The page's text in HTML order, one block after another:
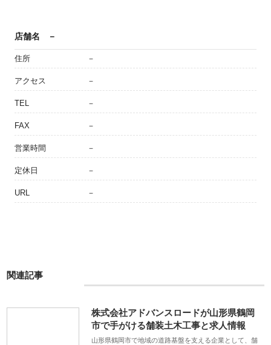
店舗名 －
住所 －
アクセス －
TEL －
FAX －
営業時間 －
定休日 －
URL －
関連記事
株式会社アドバンスロードが山形県鶴岡
市で手がける舗装土木工事と求人情報
山形県鶴岡市で地域の道路基盤を支える企業として、舗